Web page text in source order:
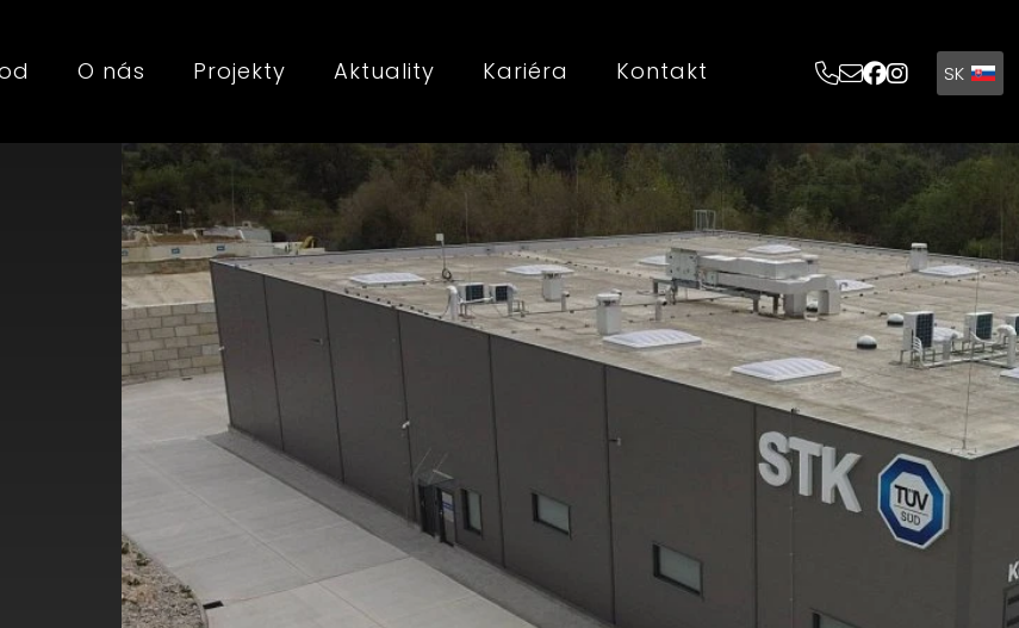
O nás Projekty Aktuality Kariéra Kontakt
SK